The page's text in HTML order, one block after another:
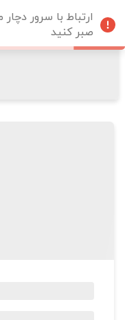
ارتباط با سرور
صبر کنید